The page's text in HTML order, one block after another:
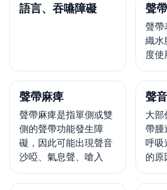
語言、吞嚥障礙 聲
聲帶
織水
度使
聲帶麻痺
聲帶麻痺是指單側或雙
側的聲帶功能發生障
礙，因此可能出現聲音
沙啞、氣息聲、嗆入
聲
大部
帶腫
呼吸
的原